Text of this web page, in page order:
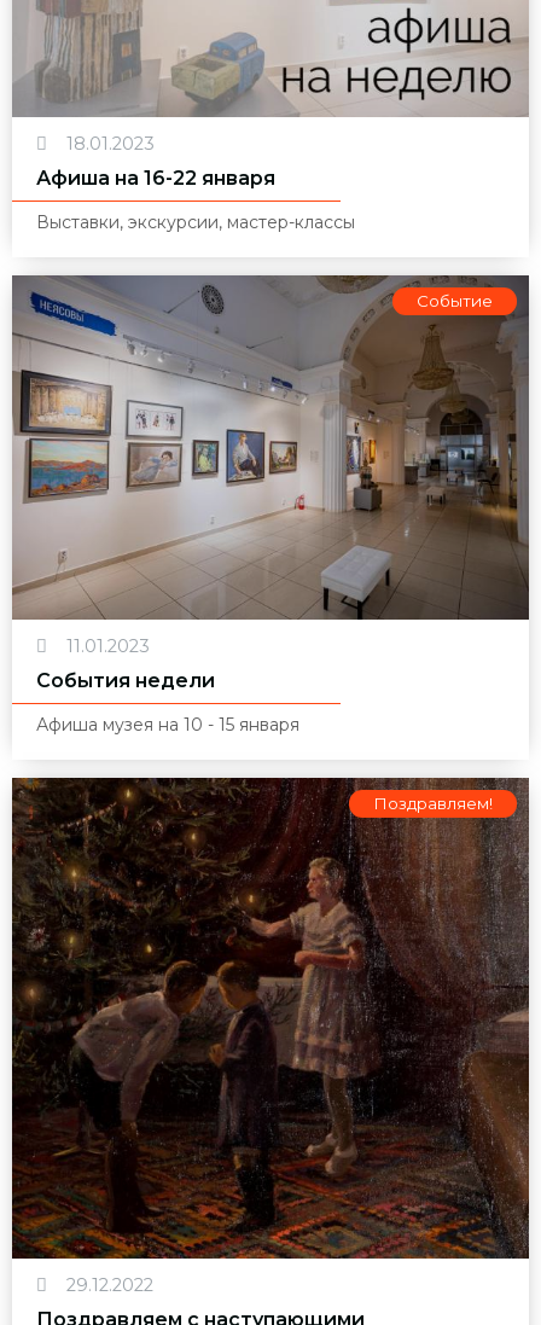
18.01.2023
Афиша на 16-22 января
Выставки, экскурсии, мастер-классы
Событие
11.01.2023
События недели
Афиша музея на 10 - 15 января
Поздравляем!
29.12.2022
Поздравляем с наступающими